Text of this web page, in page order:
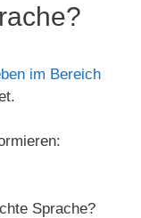
im Bereich
Sprache?